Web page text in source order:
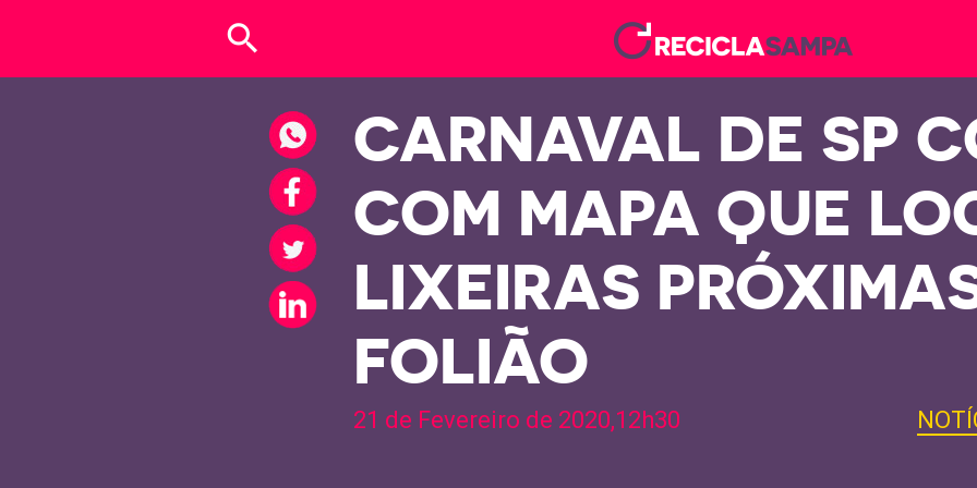
search
CARNAVAL DE SP
COM MAPA QUE
LIXEIRAS
FOLIÃO
21 de Fevereiro de 2020,12h30